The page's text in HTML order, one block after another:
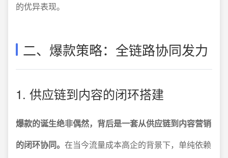
的优异表现。
二、爆款策略：全链路协同发力
1. 供应链到内容的闭环搭建
爆款的诞生绝非偶然，背后是一套从供应链到内容营销
的闭环协同。 在当今流量成本高企的背景下，单纯依赖